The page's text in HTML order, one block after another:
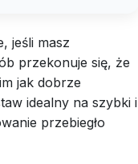
jeśli masz
przekonuje się, że
jak dobrze
idealny na szybki i
przebiegło